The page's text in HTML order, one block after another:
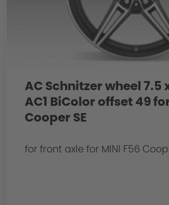
AC Schnitzer wheel 7.5
AC1 BiColor offset 49
Cooper SE
for front axle for MINI F56